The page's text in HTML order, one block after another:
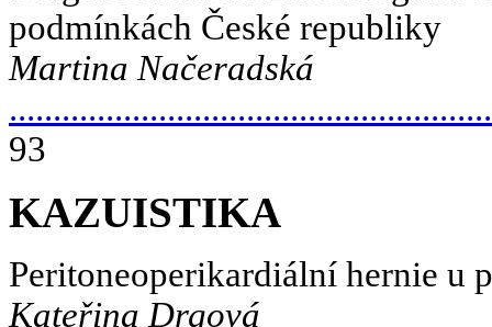
podmínkách České republiky
Martina Načeradská
93
KAZUISTIKA
Peritoneoperikardiální hernie u
Kateřina Drgová